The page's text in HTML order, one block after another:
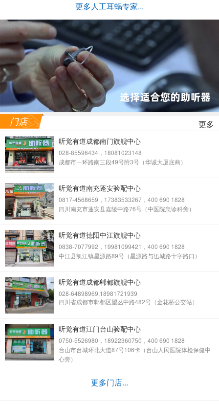
更多人工耳蜗专家...
门店 更多
听觉有道成都南门旗舰中心
028-85596434，18081023148
成都市一环路南三段49号附3号（华诚大厦底商）
听觉有道南充蓬安验配中心
0817-4568659，17383533267，400 690 1828
四川南充市蓬安县嘉陵中路76号（中医院急诊科旁）
听觉有道德阳中江旗舰中心
0838-7077992，19981099421，400 690 1828
中江县凯江镇星源路89号（星源路与伍城路十字路口）
听觉有道成都郫都旗舰中心
028-64898969,18981721939
四川省成都市郫都区望丛中路482号（金花桥公交站）
听觉有道江门台山验配中心
0750-5526980，18922360750，400 690 1828
台山市台城环北大道87号106卡（台山人民医院体检保健中
心旁）
更多门店...